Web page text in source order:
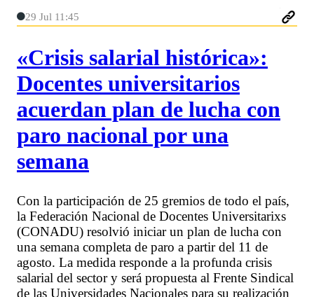
29 Jul 11:45
«Crisis salarial histórica»:
Docentes universitarios
acuerdan plan de lucha con
paro nacional por una
semana
Con la participación de 25 gremios de todo el país,
la Federación Nacional de Docentes Universitarixs
(CONADU) resolvió iniciar un plan de lucha con
una semana completa de paro a partir del 11 de
agosto. La medida responde a la profunda crisis
salarial del sector y será propuesta al Frente Sindical
de las Universidades Nacionales para su realización